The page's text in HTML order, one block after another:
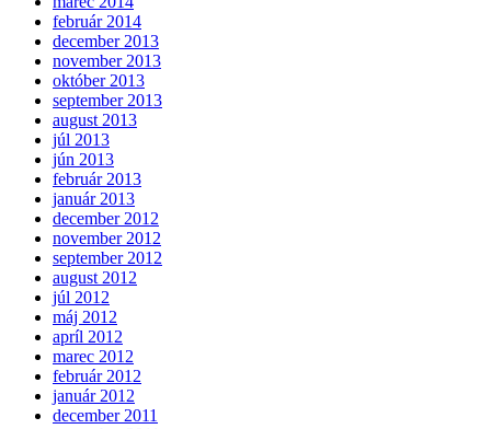
február 2014
december 2013
november 2013
október 2013
september 2013
august 2013
júl 2013
jún 2013
február 2013
január 2013
december 2012
november 2012
september 2012
august 2012
júl 2012
máj 2012
apríl 2012
marec 2012
február 2012
január 2012
december 2011